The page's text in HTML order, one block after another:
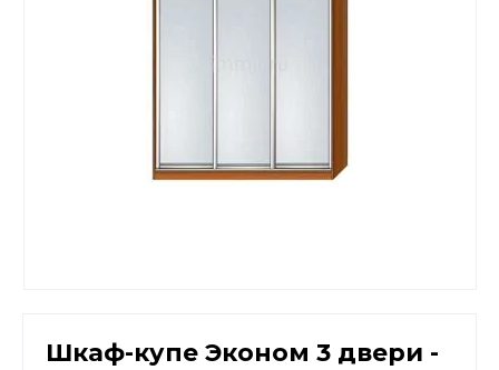
Шкаф-купе Эконом 3 двери -